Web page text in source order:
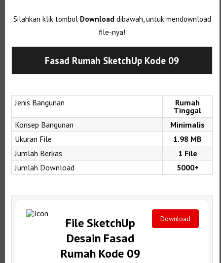
Silahkan klik tombol Download dibawah, untuk mendownload
file-nya!
Fasad Rumah SketchUp Kode 09
Jenis Bangunan
Rumah
Tinggal
Konsep Bangunan
Minimalis
Ukuran File
1.98 MB
Jumlah Berkas
1 File
Jumlah Download
5000+
File SketchUp
Desain Fasad
Rumah Kode 09
Download